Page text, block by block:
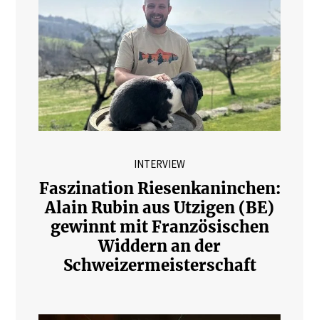
INTERVIEW
Faszination Riesenkaninchen:
Alain Rubin aus Utzigen (BE)
gewinnt mit Französischen
Widdern an der
Schweizermeisterschaft